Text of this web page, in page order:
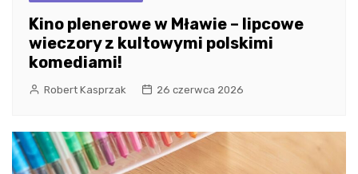
Kino plenerowe w Mławie – lipcowe
wieczory z kultowymi polskimi
komediami!
Robert Kasprzak 26 czerwca 2026